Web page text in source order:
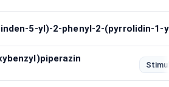
5-yl)-2-phenyl-2-(pyrrolidin-1-